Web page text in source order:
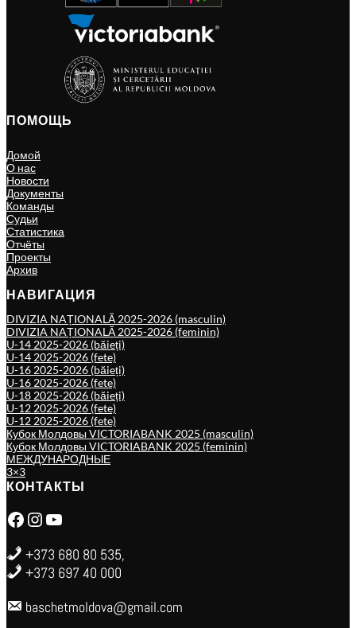
ПОМОЩЬ
Домой
О нас
Новости
Документы
Команды
Судьи
Статистика
Отчёты
Проекты
Архив
НАВИГАЦИЯ
DIVIZIA NAȚIONALĂ 2025-2026 (masculin)
DIVIZIA NAȚIONALĂ 2025-2026 (feminin)
U-14 2025-2026 (băieți)
U-14 2025-2026 (fete)
U-16 2025-2026 (băieți)
U-16 2025-2026 (fete)
U-18 2025-2026 (băieți)
U-12 2025-2026 (fete)
U-12 2025-2026 (fete)
Кубок Молдовы VICTORIABANK 2025 (masculin)
Кубок Молдовы VICTORIABANK 2025 (feminin)
МЕЖДУНАРОДНЫЕ
3×3
КОНТАКТЫ
Facebook Instagram YouTube
+373 680 80 535,
+373 697 40 000
baschetmoldova@gmail.com